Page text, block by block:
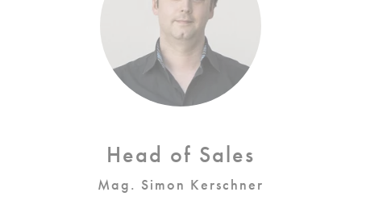
Head of Sales
Mag. Simon Kerschner